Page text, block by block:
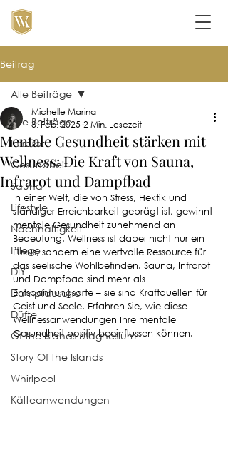
Beitrag
Alle Beiträge
Infrarot
Gesundheit
Sauna
Lifestyle
Nachhaltigkeit
Pflege
DIY
Dampfdusche
Düfte
Of the Islands Magnesium
Story Of the Islands
Whirlpool
Kälteanwendungen
Alle Beiträge
Mentale Gesundheit stärken mit
Wellness: Die Kraft von Sauna,
Infrarot und Dampfbad
Michelle Marina
3. Feb. 2025 2 Min. Lesezeit
In einer Welt, die von Stress, Hektik und
ständiger Erreichbarkeit geprägt ist, gewinnt
mentale Gesundheit zunehmend an
Bedeutung. Wellness ist dabei nicht nur ein
Luxus, sondern eine wertvolle Ressource für
das seelische Wohlbefinden. Sauna, Infrarot
und Dampfbad sind mehr als
Entspannungsorte – sie sind Kraftquellen für
Geist und Seele. Erfahren Sie, wie diese
Wellnessanwendungen Ihre mentale
Gesundheit positiv beeinflussen können.